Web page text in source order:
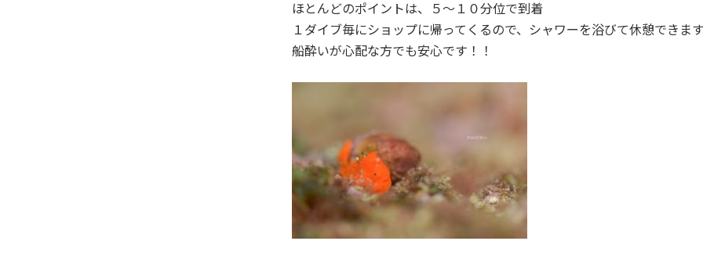
ほとんどのポイントは、５～１０分位で到着
１ダイブ毎にショップに帰ってくるので、シャワーを浴びて休憩できま
船酔いが心配な方でも安心です！！